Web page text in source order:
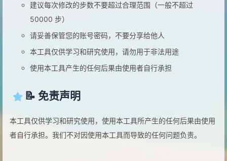
建议每次修改的步数不要超过合理范围（一般不超过
50000 步）
请妥善保管您的账号密码，不要分享给他人
本工具仅供学习和研究使用，请勿用于非法用途
使用本工具产生的任何后果由使用者自行承担
📝 免责声明
本工具仅供学习和研究使用，使用本工具所产生的任何后果由使用
者自行承担。我们不对因使用本工具而导致的任何问题负责。